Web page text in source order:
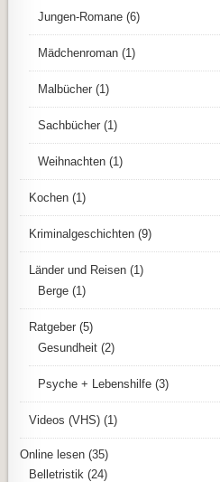
Jungen-Romane (6)
Mädchenroman (1)
Malbücher (1)
Sachbücher (1)
Weihnachten (1)
Kochen (1)
Kriminalgeschichten (9)
Länder und Reisen (1)
Berge (1)
Ratgeber (5)
Gesundheit (2)
Psyche + Lebenshilfe (3)
Videos (VHS) (1)
Online lesen (35)
Belletristik (24)